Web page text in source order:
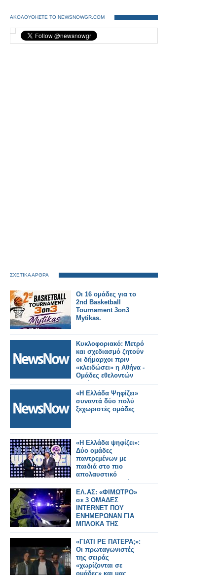
ΑΚΟΛΟΥΘΗΣΤΕ ΤΟ NEWSNOWGR.COM
ΣΧΕΤΙΚΑ ΑΡΘΡΑ
Oι 16 ομάδες για το
2nd Basketball
Tournament 3on3
Mytikas.
Κυκλοφοριακό: Μετρό
και σχεδιασμό ζητούν
οι δήμαρχοι πριν
«κλειδώσει» η Αθήνα -
Ομάδες εθελοντών
κατά των
βανδαλισμών
επιστρατεύει το
υπουργείο.
«Η Ελλάδα Ψηφίζει»
συναντά δύο πολύ
ξεχωριστές ομάδες
«Η Ελλάδα ψηφίζει»:
Δύο ομάδες
παντρεμένων με
παιδιά στο πιο
απολαυστικό
guessing της ζωής
τους...
ΕΛ.ΑΣ: «ΦΙΜΩΤΡΟ»
σε 3 ΟΜΑΔΕΣ
INTERNET ΠΟΥ
ΕΝΗΜΕΡΩΝΑΝ ΓΙΑ
ΜΠΛΟΚΑ ΤΗΣ
ΤΡΟΧΑΙΑΣ - 2
ΣΥΛΛΗΨΕΙΣ ΝΕΑΡΩΝ
«ΓΙΑΤΙ ΡΕ ΠΑΤΕΡΑ;»:
Οι πρωταγωνιστές
της σειράς
«χωρίζονται σε
ομάδες» και μας